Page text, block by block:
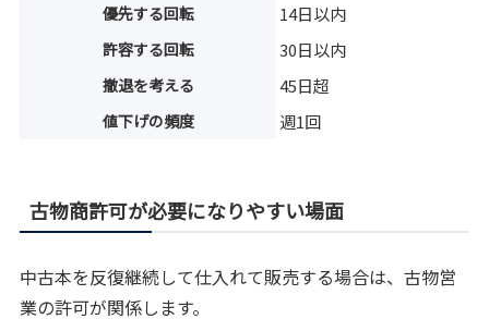
優先する回転 14日以内
許容する回転 30日以内
撤退を考える 45日超
値下げの頻度 週1回
古物商許可が必要になりやすい場面
中古本を反復継続して仕入れて販売する場合は、古物営
業の許可が関係します。